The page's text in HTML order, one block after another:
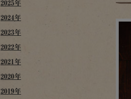
2025年
2024年
2023年
2022年
2021年
2020年
2019年